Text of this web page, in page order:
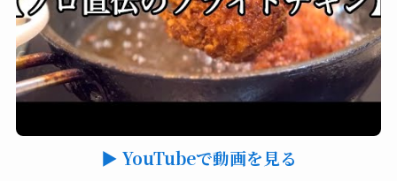
▶ YouTubeで動画を見る